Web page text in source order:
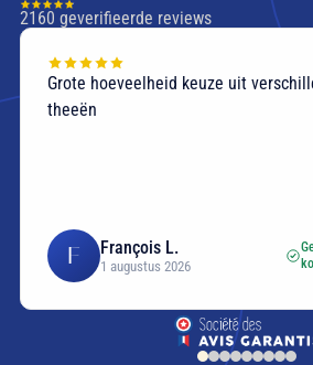
2160 geverifieerde reviews
Grote hoeveelheid keuze uit
theeën
F François L.
1 augustus 2026